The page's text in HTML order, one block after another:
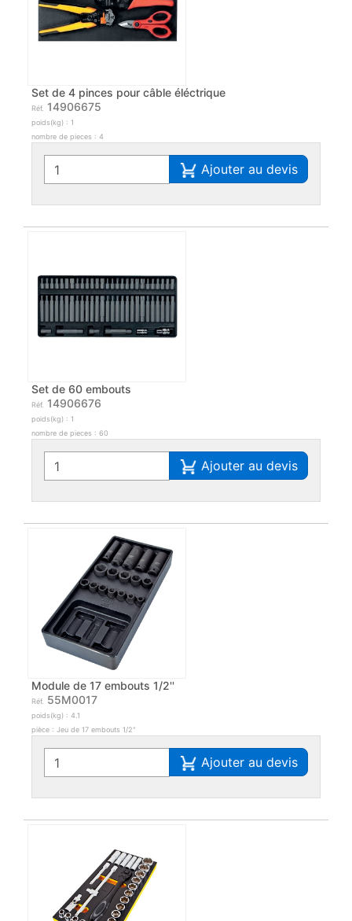
Set de 4 pinces pour câble éléctrique
Réf. 14906675
poids(kg) : 1
nombre de pieces : 4
Ajouter au devis
Set de 60 embouts
Réf. 14906676
poids(kg) : 1
nombre de pieces : 60
Ajouter au devis
Module de 17 embouts 1/2''
Réf. 55M0017
poids(kg) : 4.1
pièce : Jeu de 17 embouts 1/2"
Ajouter au devis